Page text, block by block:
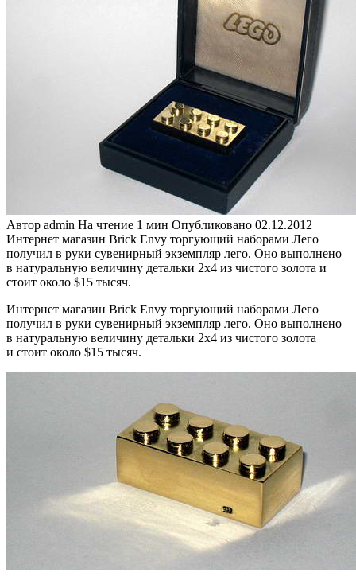
Автор admin На чтение 1 мин Опубликовано 02.12.2012
Интернет магазин Brick Envy торгующий наборами Лего
получил в руки сувенирный экземпляр лего. Оно выполнено
в натуральную величину детальки 2х4 из чистого золота и
стоит около $15 тысяч.
Интернет магазин Brick Envy торгующий наборами Лего
получил в руки сувенирный экземпляр лего. Оно выполнено
в натуральную величину детальки 2х4 из чистого золота
и стоит около $15 тысяч.